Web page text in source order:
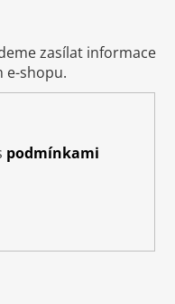
zasílat informace
e-shopu.
podmínkami